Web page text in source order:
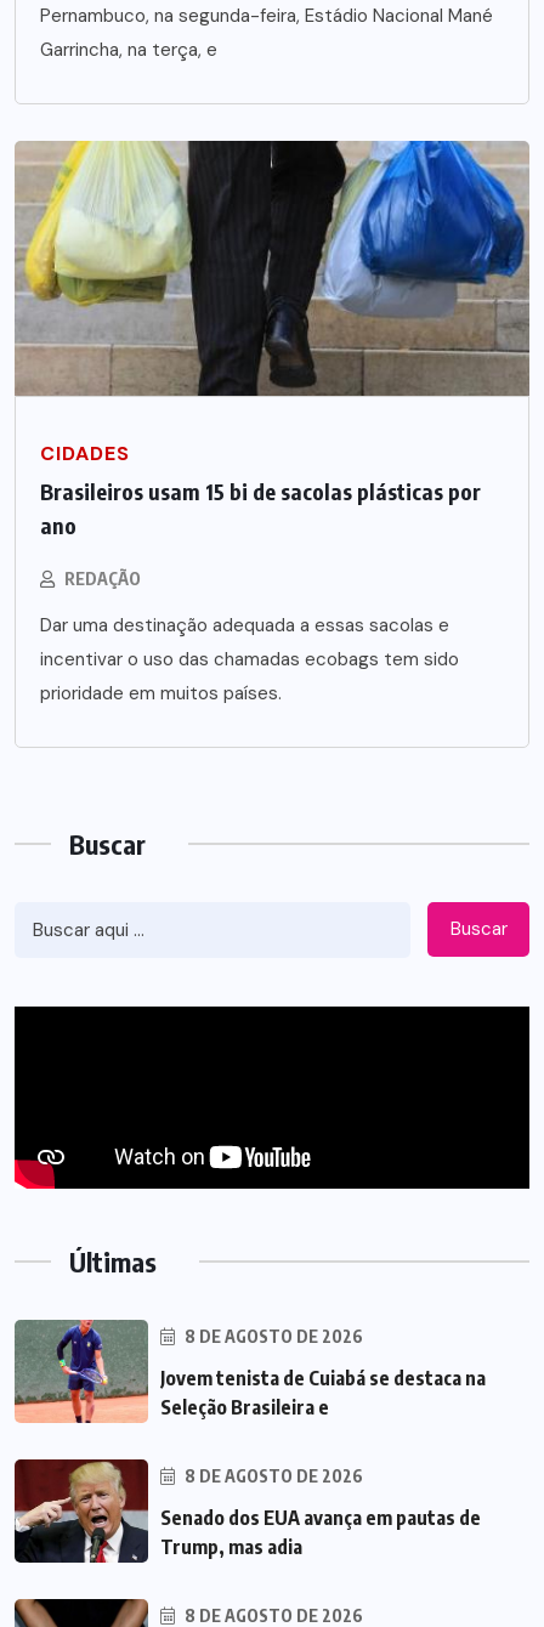
Pernambuco, na segunda-feira, Estádio Nacional Mané
Garrincha, na terça, e
CIDADES
Brasileiros usam 15 bi de sacolas plásticas por
ano
REDAÇÃO
Dar uma destinação adequada a essas sacolas e
incentivar o uso das chamadas ecobags tem sido
prioridade em muitos países.
Buscar
Buscar
Últimas
8 DE AGOSTO DE 2026
Jovem tenista de Cuiabá se destaca na
Seleção Brasileira e
8 DE AGOSTO DE 2026
Senado dos EUA avança em pautas de
Trump, mas adia
8 DE AGOSTO DE 2026